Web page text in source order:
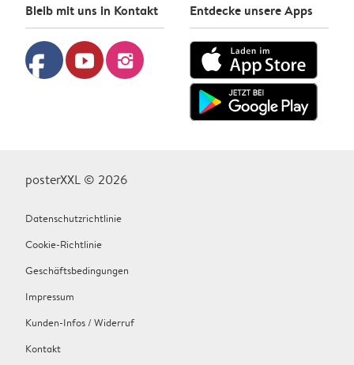
Bleib mit uns in Kontakt
facebook youtube instagram
Entdecke unsere Apps
posterXXL © 2026
Datenschutzrichtlinie
Cookie-Richtlinie
Geschäftsbedingungen
Impressum
Kunden-Infos / Widerruf
Kontakt